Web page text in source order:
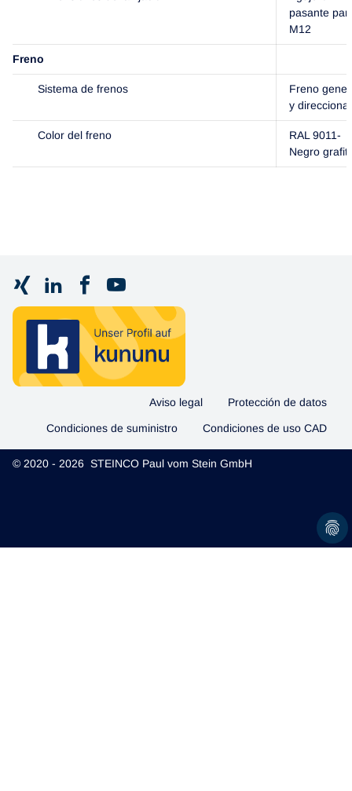
pasante
M12
Freno
Sistema de frenos
Freno
y direccional
Color del freno
RAL 9011-
Negro
Aviso legal Protección de datos
Condiciones de suministro Condiciones de uso CAD
© 2020 - 2026 STEINCO Paul vom Stein GmbH